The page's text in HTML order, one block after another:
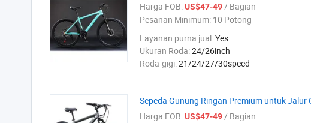
Harga FOB:US$47-49/ Bagian
Pesanan Minimum: 10 Potong
Layanan purna jual:Yes
Ukuran Roda:24/26inch
Roda-gigi:21/24/27/30speed
Sepeda Gunung Ringan Premium untuk
Harga FOB:US$47-49/ Bagian